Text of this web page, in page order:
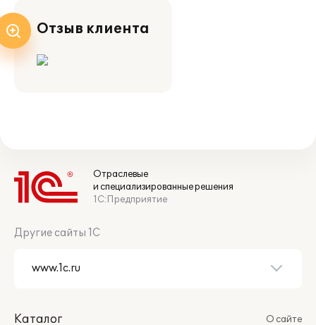
Отзыв клиента
Отраслевые
и специализированные решения
1С:Предприятие
Другие сайты 1С
Каталог О сайте